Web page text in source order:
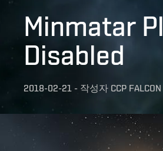
Minmatar
Disabled
2018-02-21 - 작성자 CCP FALCON